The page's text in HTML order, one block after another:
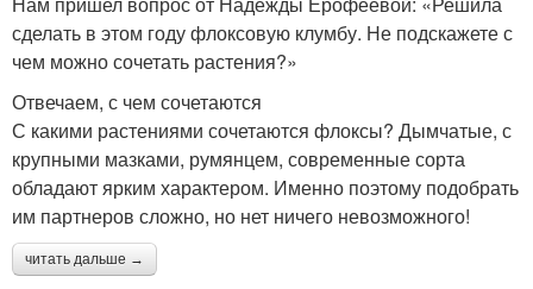
сделать в этом году флоксовую клумбу. Не подскажете с
чем можно сочетать растения?»
Отвечаем, с чем сочетаются
С какими растениями сочетаются флоксы? Дымчатые, с
крупными мазками, румянцем, современные сорта
обладают ярким характером. Именно поэтому подобрать
им партнеров сложно, но нет ничего невозможного!
читать дальше →